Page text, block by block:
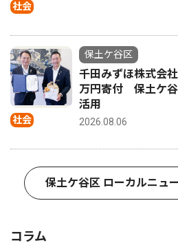
社会
社会
保土ケ谷区
千田みずほ株式会
万円寄付 保土ケ谷
活用
2026.08.06
保土ケ谷区 ローカルニュ
コラム